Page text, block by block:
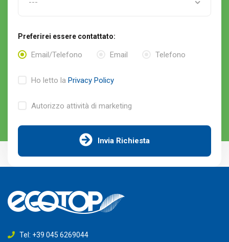
Preferirei essere contattato:
Email/Telefono Email Telefono
Ho letto la Privacy Policy
Autorizzo attività di marketing
Invia Richiesta
Tel: +39 045 6269044